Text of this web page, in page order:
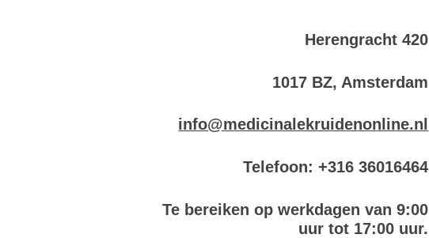
Herengracht 420
1017 BZ, Amsterdam
info@medicinalekruidenonline.nl
Telefoon: +316 36016464
Te bereiken op werkdagen van 9:00
uur tot 17:00 uur.